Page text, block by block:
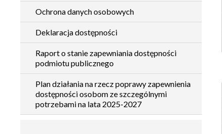
Ochrona danych osobowych
Deklaracja dostępności
Raport o stanie zapewniania dostępności
podmiotu publicznego
Plan działania na rzecz poprawy zapewnienia
dostępności osobom ze szczególnymi
potrzebami na lata 2025-2027